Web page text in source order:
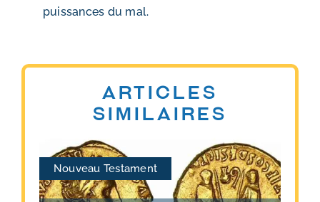
puissances du mal.
Articles
similaires
Nouveau Testament